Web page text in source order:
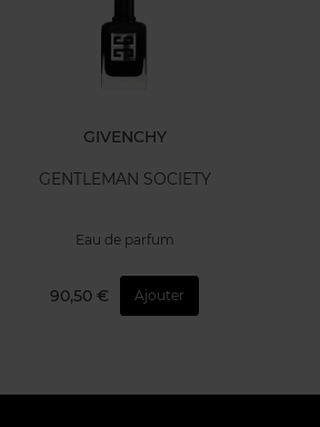
GIVENCHY
GENTLEMAN SOCIETY
Eau de parfum
90,50 € Ajouter